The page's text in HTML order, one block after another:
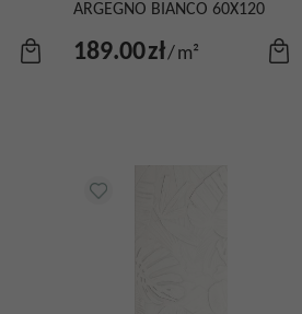
ARGEGNO BIANCO 60X120
189.00zł/m²